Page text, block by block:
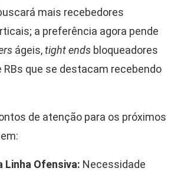
mais recebedores
a preferência agora pende
ágeis,tight ends bloqueadores
que se destacam recebendo
de atenção para os próximos
Linha Ofensiva: Necessidade